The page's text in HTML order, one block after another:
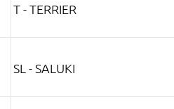
T - TERRIER
SL - SALUKI